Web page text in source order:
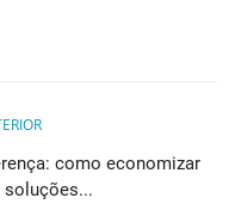
como economizar
soluções...